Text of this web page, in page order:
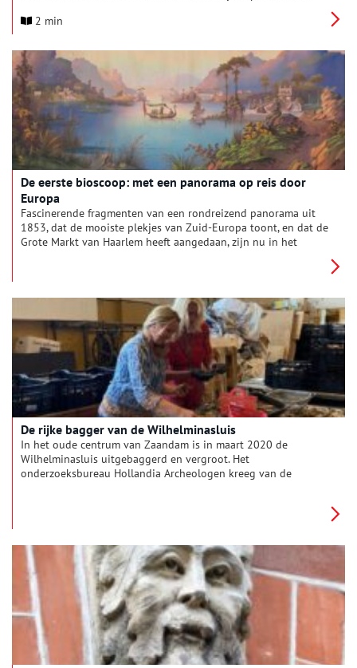
16 februari opent. Joanna Lumley is groot fan van de
Ze twijfelde daarom geen moment toen ze gevraagd werd voor
haar rol bij de Frans Hals-tentoonstelling. De Nederlandse
versie, De geniale streken van Frans Hals, wordt ingesproken
door actrice Eva van de Gucht (Iedereen beroemd, Oogappels,
Klokhuis), die net als Frans Hals Vlaamse roots heeft.
2 min
De eerste bioscoop: met een panorama op reis door
Europa
Fascinerende fragmenten van een rondreizend panorama uit
1853, dat de mooiste plekjes van Zuid-Europa toont, en dat de
Grote Markt van Haarlem heeft aangedaan, zijn nu in het
De rijke bagger van de Wilhelminasluis
In het oude centrum van Zaandam is in maart 2020 de
Wilhelminasluis uitgebaggerd en vergroot. Het
onderzoeksbureau Hollandia Archeologen kreeg van de
vondsten en conserveerde en determineerde een deel daarvan.
Ook (Zaanse) amateurarcheologen, vrijwilligers en studenten
van diverse opleidingen hielpen een handje mee. Dat tijdens
de werkzaamheden ruim 400.000 vondsten uit de 15e tot en
met de 18e eeuw gevonden zouden worden, overtrof alle
verwachtingen.